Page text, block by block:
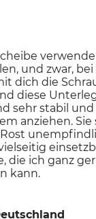
und zwar,
dich die
diese
sehr stabil
anziehen. Sie
die ich ganz
kann.